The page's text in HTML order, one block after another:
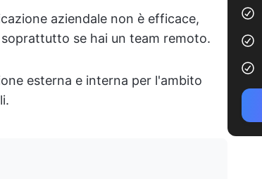
aziendale non è efficace,
se hai un team remoto.
esterna e interna per l'ambito